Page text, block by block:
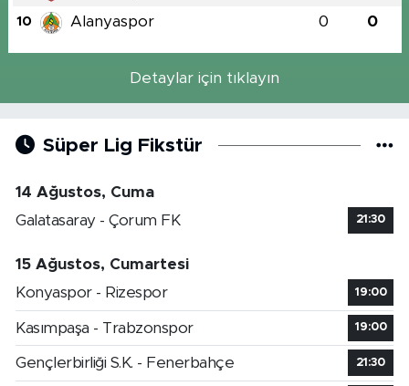
10 Alanyaspor 0 0
Detaylar için tıklayın
Süper Lig Fikstür
14 Ağustos, Cuma
Galatasaray - Çorum FK
21:30
15 Ağustos, Cumartesi
Konyaspor - Rizespor
19:00
Kasımpaşa - Trabzonspor 19:00
Gençlerbirliği S.K. - Fenerbahçe 21:30